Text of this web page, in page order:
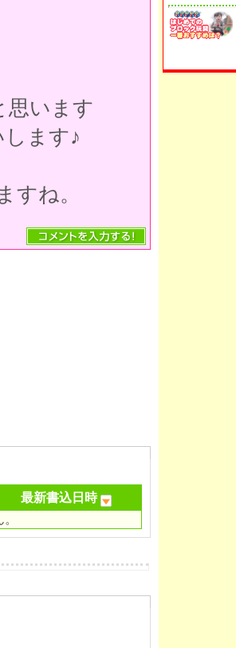
思います
ます♪
すね。
最新書込日時